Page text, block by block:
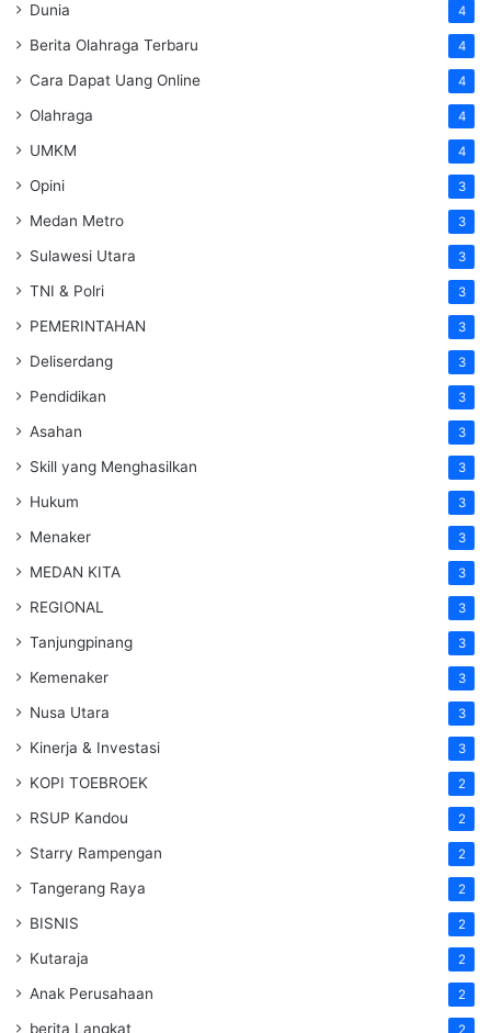
Dunia 4
Berita Olahraga Terbaru 4
Cara Dapat Uang Online 4
Olahraga 4
UMKM 4
Opini 3
Medan Metro 3
Sulawesi Utara 3
TNI & Polri 3
PEMERINTAHAN 3
Deliserdang 3
Pendidikan 3
Asahan 3
Skill yang Menghasilkan 3
Hukum 3
Menaker 3
MEDAN KITA 3
REGIONAL 3
Tanjungpinang 3
Kemenaker 3
Nusa Utara 3
Kinerja & Investasi 3
KOPI TOEBROEK 2
RSUP Kandou 2
Starry Rampengan 2
Tangerang Raya 2
BISNIS 2
Kutaraja 2
Anak Perusahaan 2
berita Langkat 2